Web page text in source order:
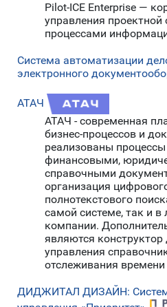
Pilot-ICE Enterprise —
управления проектной
процессами
Система автоматизации
электронного
АТАЧ
АТАЧ - современная
бизнес-процессов и
реализованы
финансовыми,
справочными
организация
полнотекстового
самой системе, так и
компании.
являются
управления
отслеживания
ДИДЖИТАЛ ДИЗАЙН: